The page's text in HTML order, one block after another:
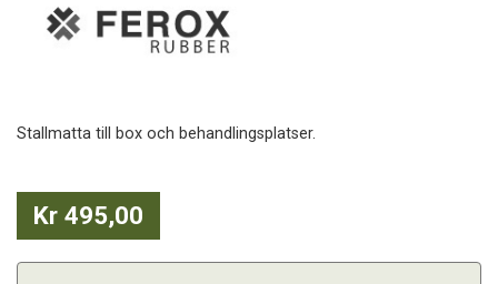
Stallmatta till box och behandlingsplatser.
Kr 495,00